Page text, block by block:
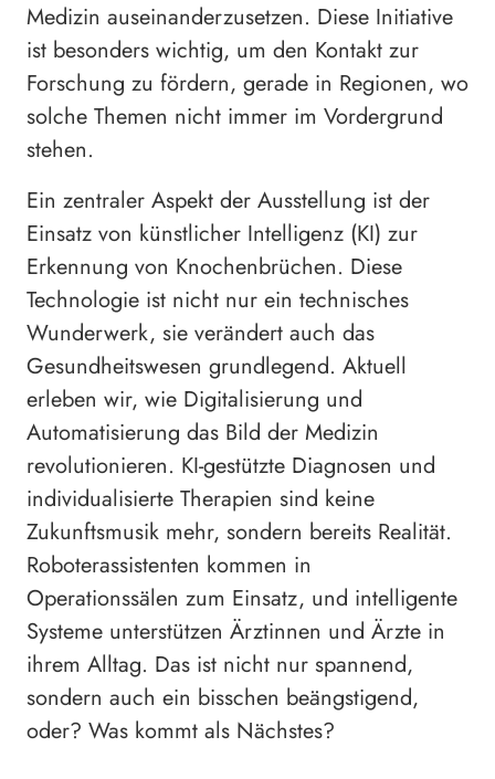
Medizin auseinanderzusetzen. Diese Initiative
ist besonders wichtig, um den Kontakt zur
Forschung zu fördern, gerade in Regionen, wo
solche Themen nicht immer im Vordergrund
stehen.
Ein zentraler Aspekt der Ausstellung ist der
Einsatz von künstlicher Intelligenz (KI) zur
Erkennung von Knochenbrüchen. Diese
Technologie ist nicht nur ein technisches
Wunderwerk, sie verändert auch das
Gesundheitswesen grundlegend. Aktuell
erleben wir, wie Digitalisierung und
Automatisierung das Bild der Medizin
revolutionieren. KI-gestützte Diagnosen und
individualisierte Therapien sind keine
Zukunftsmusik mehr, sondern bereits Realität.
Roboterassistenten kommen in
Operationssälen zum Einsatz, und intelligente
Systeme unterstützen Ärztinnen und Ärzte in
ihrem Alltag. Das ist nicht nur spannend,
sondern auch ein bisschen beängstigend,
oder? Was kommt als Nächstes?